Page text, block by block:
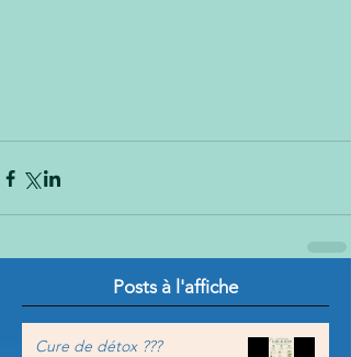
Posts à l'affiche
Cure de détox ???